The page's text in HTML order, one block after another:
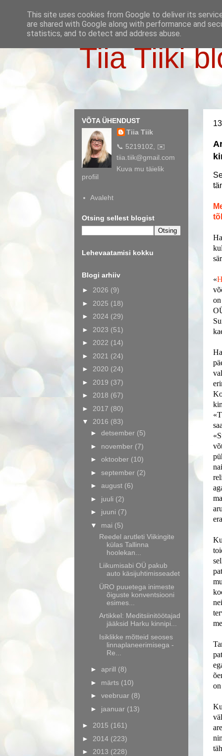
Tiia Tiiki
«
VÕTA ÜHENDUST
Tiia Tiik
📞 5219102, ✉️
tiia.tiik@gmail.com
Kuva mu täielik
profiil
Avaleht
Otsing sellest blogist
Lehevaatamisi kokku
Blogi arhiiv
► 2026 (9)
► 2025 (18)
► 2024 (29)
► 2023 (51)
► 2022 (14)
► 2021 (24)
► 2020 (24)
► 2019 (37)
► 2018 (67)
► 2017 (80)
▼ 2016 (83)
► detsember (5)
► november (7)
► oktoober (10)
► september (2)
► august (6)
► juuli (2)
► juuni (7)
▼ mai (5)
Reedel arutleti Viikingite
külas Tallinna
hoolekan...
Liikumisabi OÜ pakub
auto käsijuhtimisseadet
ÜRO puuetega inimeste
õiguste konventsiooni
esimes...
Artikkel: Meditsiinitöötajad
jääksid Harku kinnipi...
Isiklikke mõtteid seoses
linnaplaneerimisega -
Re...
► aprill (8)
► märts (10)
► veebruar (8)
► jaanuar (13)
► 2015 (161)
► 2014 (223)
► 2013 (228)
This site uses cookies from Google to deliver its
are shared with Google along with performance and
statistics, and to detect and address abuse.